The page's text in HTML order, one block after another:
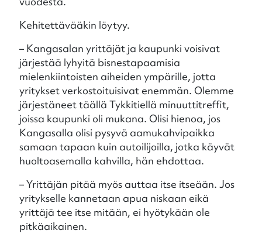
Kehitettävääkin löytyy.
– Kangasalan yrittäjät ja kaupunki voisivat
järjestää lyhyitä bisnestapaamisia
mielenkiintoisten aiheiden ympärille, jotta
yritykset verkostoituisivat enemmän. Olemme
järjestäneet täällä Tykkitiellä minuuttitreffit,
joissa kaupunki oli mukana. Olisi hienoa, jos
Kangasalla olisi pysyvä aamukahvipaikka
samaan tapaan kuin autoilijoilla, jotka käyvät
huoltoasemalla kahvilla, hän ehdottaa.
– Yrittäjän pitää myös auttaa itse itseään. Jos
yritykselle kannetaan apua niskaan eikä
yrittäjä tee itse mitään, ei hyötykään ole
pitkäaikainen.